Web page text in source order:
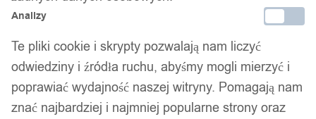
Analizy
Te pliki cookie i skrypty pozwalają nam liczyć
odwiedziny i źródła ruchu, abyśmy mogli mierzyć i
poprawiać wydajność naszej witryny. Pomagają nam
znać najbardziej i najmniej popularne strony oraz